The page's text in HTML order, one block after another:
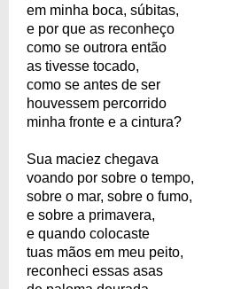
em minha boca, súbitas,
e por que as reconheço
como se outrora então
as tivesse tocado,
como se antes de ser
houvessem percorrido
minha fronte e a cintura?
Sua maciez chegava
voando por sobre o tempo,
sobre o mar, sobre o fumo,
e sobre a primavera,
e quando colocaste
tuas mãos em meu peito,
reconheci essas asas